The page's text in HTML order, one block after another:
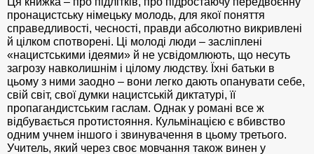
пронацистську німецьку молодь, для якої поняття
справедливості, чесності, правди абсолютно викривлені
й цілком спотворені. Ці молоді люди – засліплені
«нацистськими ідеями» й не усвідомлюють, що несуть
загрозу навколишнім і цілому людству. Їхні батьки в
цьому з ними заодно – вони легко дають опанувати себе,
свій світ, свої думки нацистській диктатурі, її
пропагандистським гаслам. Однак у романі все ж
відбувається протистояння. Кульмінацією є вбивство
одним учнем іншого і звинувачення в цьому третього.
Учитель, який через своє мовчання також винен у